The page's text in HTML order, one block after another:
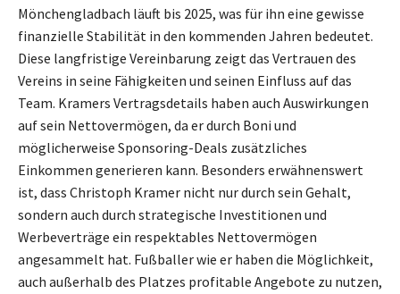
Mönchengladbach läuft bis 2025, was für ihn eine gewisse
finanzielle Stabilität in den kommenden Jahren bedeutet.
Diese langfristige Vereinbarung zeigt das Vertrauen des
Vereins in seine Fähigkeiten und seinen Einfluss auf das
Team. Kramers Vertragsdetails haben auch Auswirkungen
auf sein Nettovermögen, da er durch Boni und
möglicherweise Sponsoring-Deals zusätzliches
Einkommen generieren kann. Besonders erwähnenswert
ist, dass Christoph Kramer nicht nur durch sein Gehalt,
sondern auch durch strategische Investitionen und
Werbeverträge ein respektables Nettovermögen
angesammelt hat. Fußballer wie er haben die Möglichkeit,
auch außerhalb des Platzes profitable Angebote zu nutzen,